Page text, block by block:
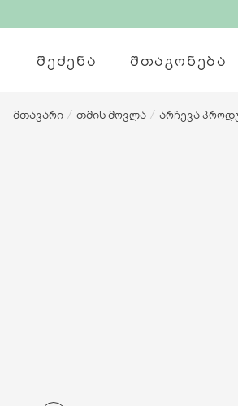
ᲨᲔᲫᲔᲜᲐ ᲨᲗᲐᲒᲝᲜᲔᲑᲐ
მთავარი / თმის მოვლა / არჩევა